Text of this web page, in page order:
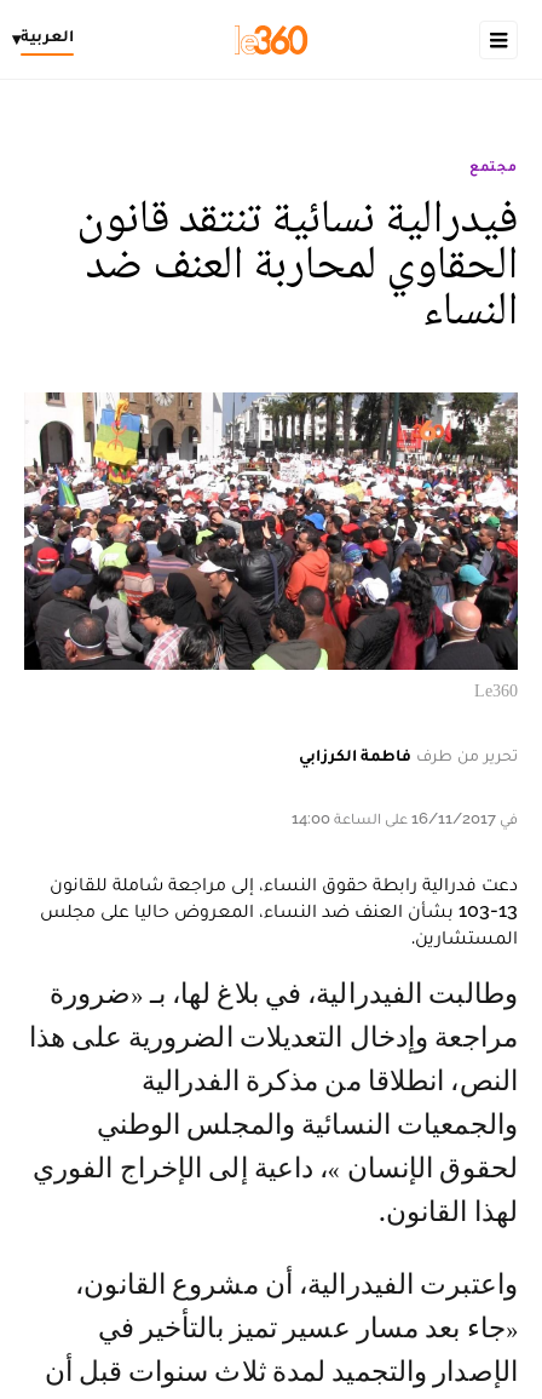
العربية▾
مجتمع
فيدرالية نسائية تنتقد قانون
الحقاوي لمحاربة العنف ضد
النساء
Le360
تحرير من طرف فاطمة الكرزابي
في 16/11/2017 على الساعة 14:00
دعت فدرالية رابطة حقوق النساء، إلى مراجعة شاملة للقانون
13-103 بشأن العنف ضد النساء، المعروض حاليا على مجلس
المستشارين.
وطالبت الفيدرالية، في بلاغ لها، بـ «ضرورة
مراجعة وإدخال التعديلات الضرورية على هذا
النص، انطلاقا من مذكرة الفدرالية
والجمعيات النسائية والمجلس الوطني
لحقوق الإنسان »، داعية إلى الإخراج الفوري
لهذا القانون.
واعتبرت الفيدرالية، أن مشروع القانون،
«جاء بعد مسار عسير تميز بالتأخير في
الإصدار والتجميد لمدة ثلاث سنوات قبل أن